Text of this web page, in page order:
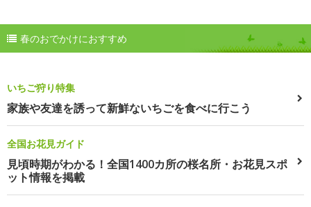
春のおでかけにおすすめ
いちご狩り特集
家族や友達を誘って新鮮ないちごを食べに行こう
全国お花見ガイド
見頃時期がわかる！全国1400カ所の桜名所・お花見スポ
ット情報を掲載